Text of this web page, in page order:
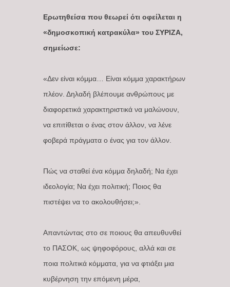
Ερωτηθείσα που θεωρεί ότι οφείλεται η
«δημοσκοπική κατρακύλα» του ΣΥΡΙΖΑ,
σημείωσε:
«Δεν είναι κόμμα… Είναι κόμμα χαρακτήρων
πλέον. Δηλαδή βλέπουμε ανθρώπους με
διαφορετικά χαρακτηριστικά να μαλώνουν,
να επιτίθεται ο ένας στον άλλον, να λένε
φοβερά πράγματα ο ένας για τον άλλον.
Πώς να σταθεί ένα κόμμα δηλαδή; Να έχει
ιδεολογία; Να έχει πολιτική; Ποιος θα
πιστέψει να το ακολουθήσει;».
Απαντώντας στο σε ποιους θα απευθυνθεί
το ΠΑΣΟΚ, ως ψηφοφόρους, αλλά και σε
ποια πολιτικά κόμματα, για να φτιάξει μια
κυβέρνηση την επόμενη μέρα,